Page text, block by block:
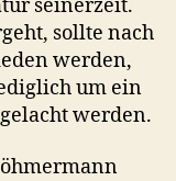
seinerzeit.
sollte nach
werden,
um ein
werden.